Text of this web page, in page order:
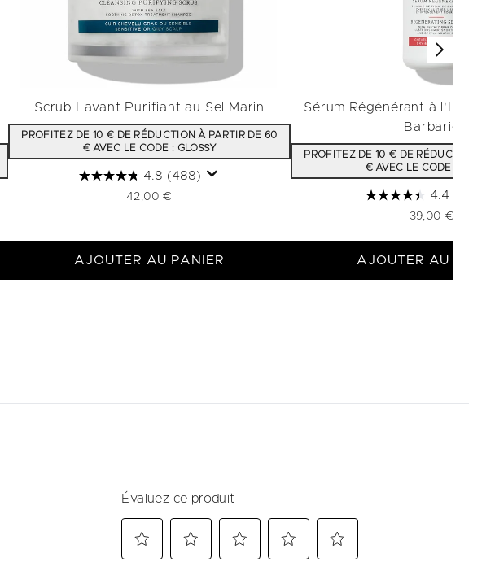
Scrub Lavant Purifiant au Sel Marin
PROFITEZ DE 10 € DE RÉDUCTION À PARTIR DE 60
€ AVEC LE CODE : GLOSSY
4.8 (488)
42,00 €
AJOUTER AU PANIER
Sérum Régénérant à l'Huile
Barbarie
PROFITEZ DE 10 € DE RÉDUCTION À
€ AVEC LE CODE :
4.4
39,00 €
AJOUTER AU